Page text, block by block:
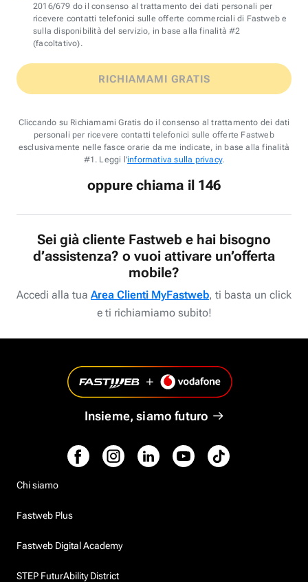
2016/679 do il consenso al trattamento dei dati personali per
ricevere contatti telefonici sulle offerte commerciali di Fastweb e
sulla disponibilità del servizio, in base alla finalità #2
(facoltativo).
RICHIAMAMI GRATIS
Cliccando su Richiamami Gratis do il consenso al trattamento dei dati
personali per ricevere contatti telefonici sulle offerte Fastweb
esclusivamente nelle fasce orarie da me indicate, in base alla finalità
#1. Leggi l'informativa sulla privacy.
oppure chiama il 146
Sei già cliente Fastweb e hai bisogno
d’assistenza? o vuoi attivare un’offerta
mobile?
Accedi alla tua Area Clienti MyFastweb, ti basta un click
e ti richiamiamo subito!
Insieme, siamo futuro
Chi siamo
Fastweb Plus
Fastweb Digital Academy
STEP FuturAbility District